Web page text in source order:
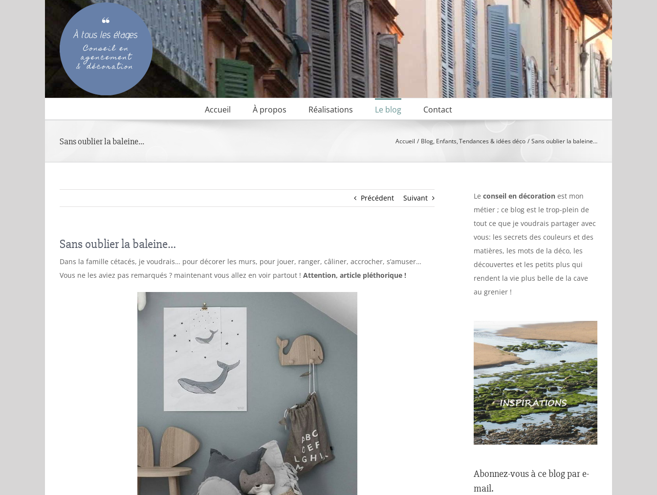
Accueil À propos Réalisations Le blog Contact
Sans oublier la baleine… Accueil Blog Enfants Tendances & idées déco Sans oublier la baleine…
Précédent Suivant
Sans oublier la baleine…
Dans la famille cétacés, je voudrais… pour décorer les murs, pour jouer, ranger, câliner, accrocher, s’amuser…
Vous ne les aviez pas remarqués ? maintenant vous allez en voir partout ! Attention, article pléthorique !
Le conseil en décoration est mon
métier ; ce blog est le trop-plein de
tout ce que je voudrais partager avec
vous: les secrets des couleurs et des
matières, les mots de la déco, les
découvertes et les petits plus qui
rendent la vie plus belle de la cave
au grenier !
Abonnez-vous à ce blog par e-
mail.